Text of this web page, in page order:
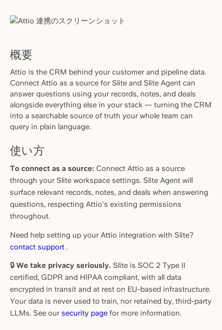
概要
Attio is the CRM behind your customer and pipeline data.
Connect Attio as a source for Slite and Slite Agent can
answer questions using your records, notes, and deals
alongside everything else in your stack — turning the CRM
into a searchable source of truth your whole team can
query in plain language.
使い方
To connect as a source: Connect Attio as a source
through your Slite workspace settings. Slite Agent will
surface relevant records, notes, and deals when answering
questions, respecting Attio's existing permissions
throughout.
Need help setting up your Attio integration with Slite?
contact support .
🔒 We take privacy seriously. Slite is SOC 2 Type II
certified, GDPR and HIPAA compliant, with all data
encrypted in transit and at rest on EU-based infrastructure.
Your data is never used to train, nor retained by, third-party
LLMs. See our security page for more information.